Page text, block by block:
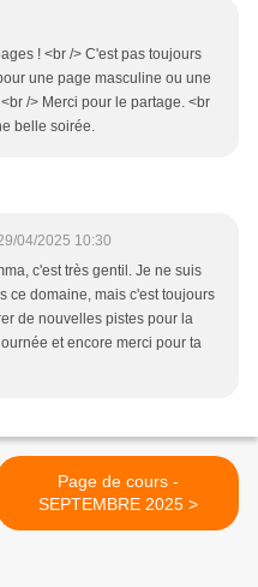
! <br /> C'est pas toujours
une page masculine ou une
/> Merci pour le partage. <br
belle soirée.
04/2025 10:30
c'est très gentil. Je ne suis
ce domaine, mais c'est toujours
de nouvelles pistes pour la
et encore merci pour ta
Page de cours -
SEPTEMBRE 2025 >